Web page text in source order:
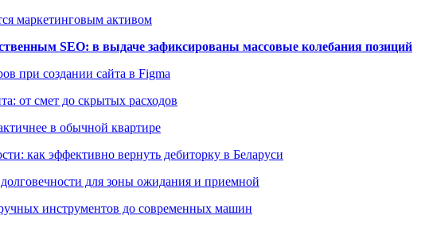
маркетинговым активом
SEO: в выдаче зафиксированы массовые колебания позиций
при создании сайта в Figma
от смет до скрытых расходов
в обычной квартире
как эффективно вернуть дебиторку в Беларуси
для зоны ожидания и приемной
инструментов до современных машин